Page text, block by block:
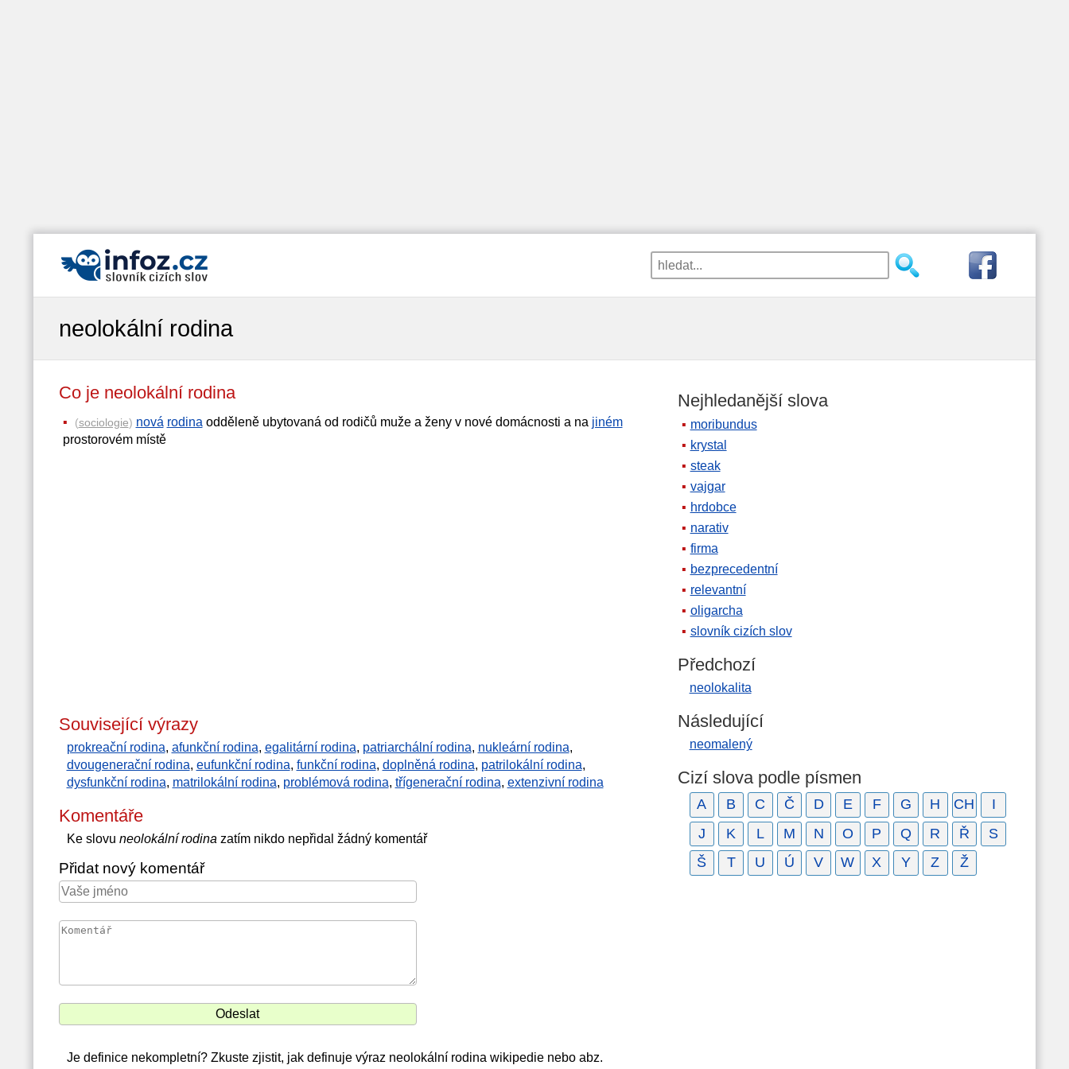
neolokální rodina
Co je neolokální rodina
(sociologie) nová rodina odděleně ubytovaná od rodičů muže a ženy v nové domácnosti a na jiném
prostorovém místě
Související výrazy
prokreační rodina, afunkční rodina, egalitární rodina, patriarchální rodina, nukleární rodina,
dvougenerační rodina, eufunkční rodina, funkční rodina, doplněná rodina, patrilokální rodina,
dysfunkční rodina, matrilokální rodina, problémová rodina, třígenerační rodina, extenzivní rodina
Komentáře
Ke slovu neolokální rodina zatím nikdo nepřidal žádný komentář
Přidat nový komentář
Je definice nekompletní? Zkuste zjistit, jak definuje výraz neolokální rodina wikipedie nebo abz.
Nejhledanější slova
moribundus
krystal
steak
vajgar
hrdobce
narativ
firma
bezprecedentní
relevantní
oligarcha
slovník cizích slov
Předchozí
neolokalita
Následující
neomalený
Cizí slova podle písmen
A B C Č D E F G H CH
I
J
K L M N O P Q R Ř
S
Š
T U Ú V W X Y Z Ž